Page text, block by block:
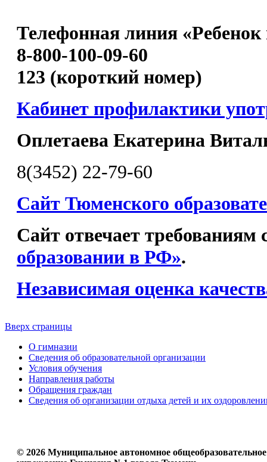
Телефонная линия «Ребенок
8-800-100-09-60
123 (короткий номер)
Кабинет профилактики
Оплетаева Екатерина
8(3452) 22-79-60
Сайт Тюменского
Сайт отвечает требованиям
образовании в РФ».
Независимая оценка
Вверх страницы
О гимназии
Сведения об образовательной организации
Условия обучения
Направления работы
Обращения граждан
Сведения об организации отдыха детей и их
© 2026 Муниципальное автономное общеобразовательное